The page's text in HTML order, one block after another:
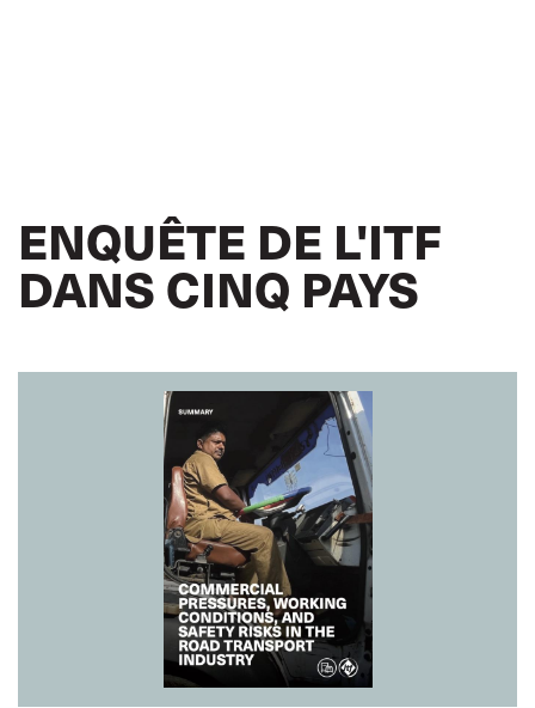
ENQUÊTE DE L'ITF
DANS CINQ PAYS